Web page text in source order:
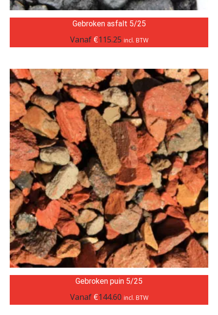
Gebroken asfalt 5/25
Vanaf €115.25 incl. BTW
Gebroken puin 5/25
Vanaf €144.60 incl. BTW